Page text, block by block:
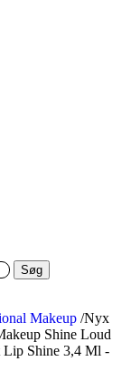
Søg
Makeup /Nyx
Shine Loud
Lip Shine 3,4 Ml -